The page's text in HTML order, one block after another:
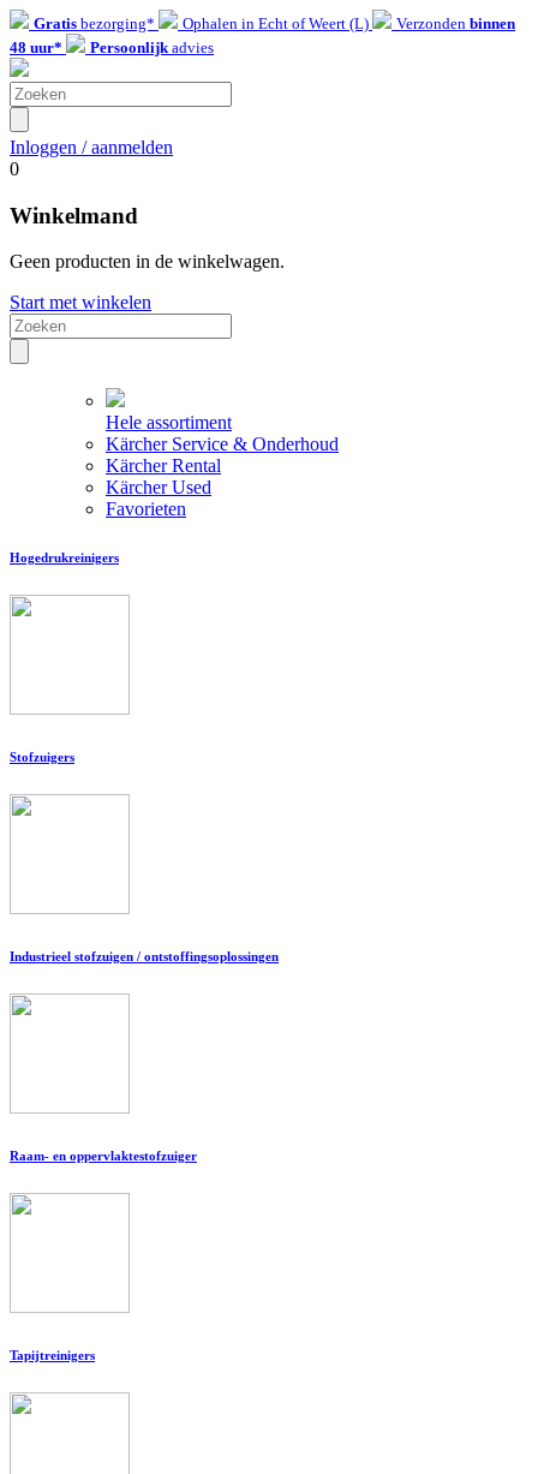
Gratis bezorging* Ophalen in Echt of Weert (L) Verzonden binnen
48 uur*
Persoonlijkadvies
Inloggen / aanmelden
0
Winkelmand
Geen producten in de winkelwagen.
Start met winkelen
Hele assortiment
Kärcher Service & Onderhoud
Kärcher Rental
Kärcher Used
Favorieten
Hogedrukreinigers
Stofzuigers
Industrieel stofzuigen / ontstoffingsoplossingen
Raam- en oppervlaktestofzuiger
Tapijtreinigers